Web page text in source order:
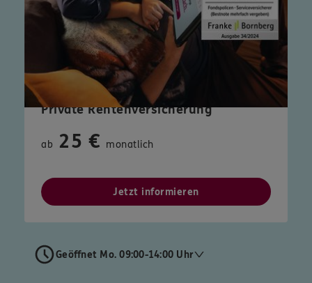
Private Rentenversicherung
ab 25 € monatlich
Jetzt informieren
Geöffnet Mo. 09:00-14:00 Uhr